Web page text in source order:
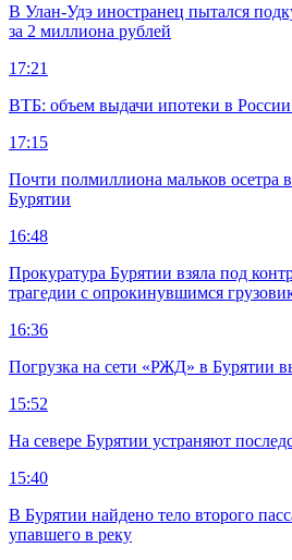
В Улан-Удэ иностранец пытался
за 2 миллиона рублей
17:21
ВТБ: объем выдачи ипотеки в
17:15
Почти полмиллиона мальков осетра
Бурятии
16:48
Прокуратура Бурятии взяла под
трагедии с опрокинувшимся
16:36
Погрузка на сети «РЖД» в Бурятии
15:52
На севере Бурятии устраняют
15:40
В Бурятии найдено тело второго
упавшего в реку